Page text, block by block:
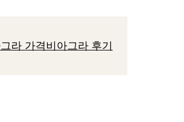
라 가격비아그라 후기